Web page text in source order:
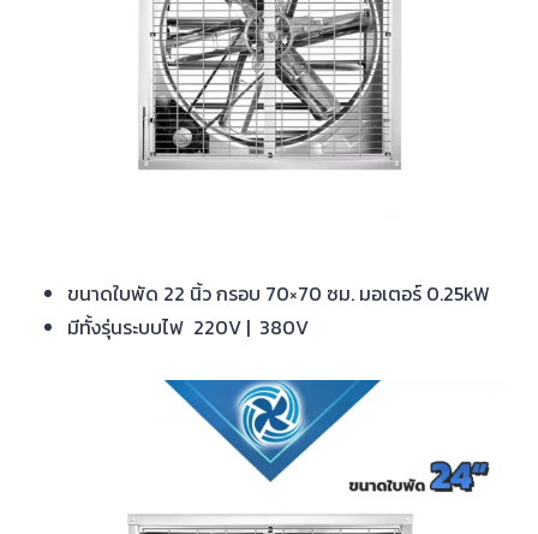
ขนาดใบพัด 22 นิ้ว กรอบ 70×70 ซม. มอเตอร์ 0.25kW
มีทั้งรุ่นระบบไฟ 220V | 380V